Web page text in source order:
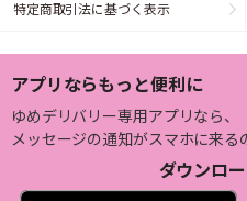
特定商取引法に基づく表示
アプリならもっと便利に
ゆめデリバリー専用アプリなら、
メッセージの通知がスマホに来る
ダウンロ